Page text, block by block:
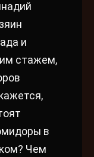
и
стажем,
в
Чем